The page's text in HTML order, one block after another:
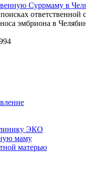
Суррмаму в
ответственной
эмбриона в
ЭКО
маму
матерью